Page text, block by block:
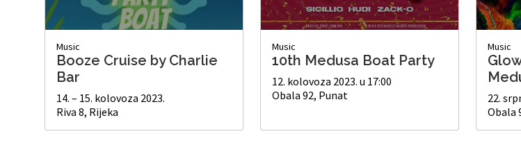
Music
Booze Cruise by Charlie
Bar
14. – 15. kolovoza 2023.
Riva 8, Rijeka
Music
10th Medusa Boat Party
12. kolovoza 2023. u 17:00
Obala 92, Punat
Music
22.
Obala